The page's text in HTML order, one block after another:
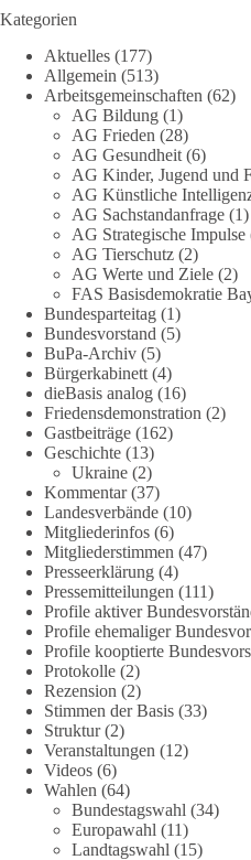
Stimmen der dieBasis – heute mit
Die Energiewende ist bisher kein
ineffizientes Unterfangen. Dies
NZZ, wonach die Energiewende
sondern teurer gemacht hat.
Quelle:
https://www.nzz.ch/der-
energiewende-warum-
wind-und-sonnenkraft-weniger-
🟩🟩🟦🟦🟥🟥🟧🟧
„Wir brauchen dringend
eine ideologiefreie Diskussion“,
Bestatter.
Wie siehst du das?
🤝 Jetzt Politik für die Menschen
https://diebasis.de/mitgliedschaft/
#dieBasis #energiewende
40 7
DieBasis
2 Tage(n) zuvor
⚡️ NATO-Gipfel in Ankara:
Friedensgipfel!?
Anfang Juli 2026 trafen sich 32
Staats- und Regierungschefs
Kategorien
Aktuelles (177)
Allgemein (513)
Arbeitsgemeinschaften (62)
AG Bildung (1)
AG Frieden (28)
AG Gesundheit (6)
AG Kinder, Jugend und
AG Künstliche
AG Sachstandanfrage (1)
AG Strategische Impulse
AG Tierschutz (2)
AG Werte und Ziele (2)
FAS Basisdemokratie
Bundesparteitag (1)
Bundesvorstand (5)
BuPa-Archiv (5)
Bürgerkabinett (4)
dieBasis analog (16)
Friedensdemonstration (2)
Gastbeiträge (162)
Geschichte (13)
Ukraine (2)
Kommentar(37)
Landesverbände (10)
Mitgliederinfos (6)
Mitgliederstimmen (47)
Presseerklärung (4)
Pressemitteilungen (111)
Profile aktiver
Profile ehemaliger
Profile kooptierte
Protokolle (2)
Rezension (2)
Stimmen der Basis (33)
Struktur(2)
Veranstaltungen (12)
Videos (6)
Wahlen (64)
Bundestagswahl (34)
Europawahl (11)
Landtagswahl (15)